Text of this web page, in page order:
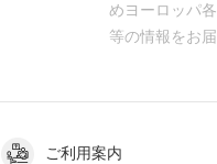
得意さま
ける簡単レシ
ご利用案内